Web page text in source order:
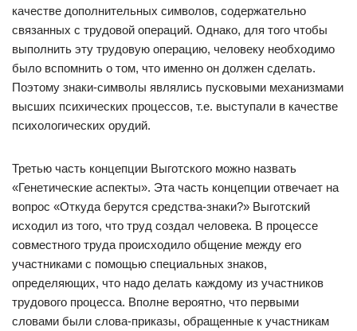
качестве дополнительных символов, содержательно
связанных с трудовой операций. Однако, для того чтобы
выполнить эту трудовую операцию, человеку необходимо
было вспомнить о том, что именно он должен сделать.
Поэтому знаки-символы являлись пусковыми механизмами
высших психических процессов, т.е. выступали в качестве
психологических орудий.
Третью часть концепции Выготского можно назвать
«Генетические аспекты». Эта часть концепции отвечает на
вопрос «Откуда берутся средства-знаки?» Выготский
исходил из того, что труд создал человека. В процессе
совместного труда происходило общение между его
участниками с помощью специальных знаков,
определяющих, что надо делать каждому из участников
трудового процесса. Вполне вероятно, что первыми
словами были слова-приказы, обращенные к участникам